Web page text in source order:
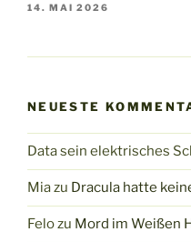
14. MAI 2026
NEUESTE
Data sein elektrisches
Miazu Dracula hatte
Felozu Mord im Weißen